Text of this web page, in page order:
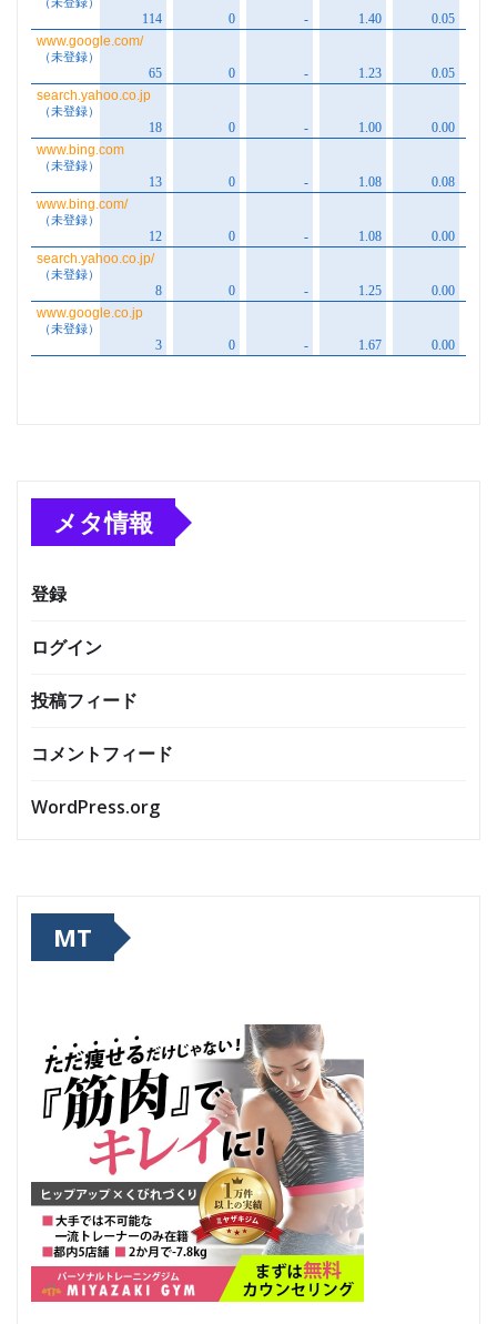
メタ情報
登録
ログイン
投稿フィード
コメントフィード
WordPress.org
MT